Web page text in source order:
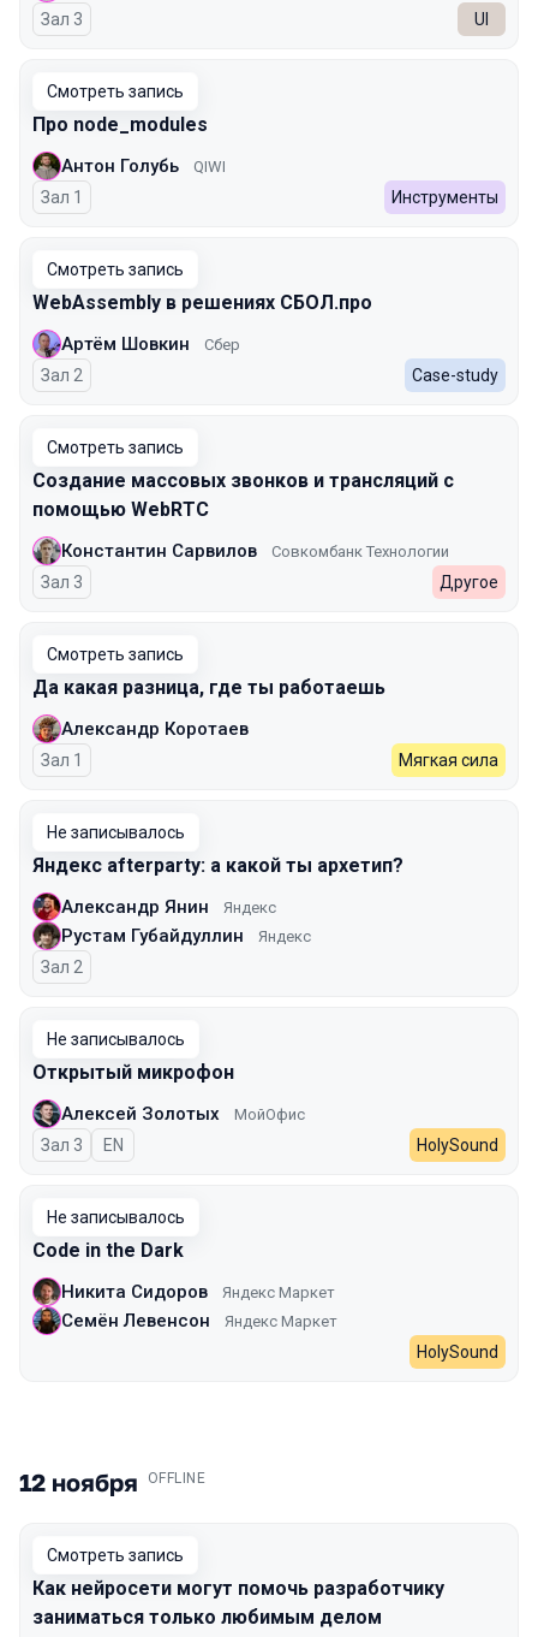
Зал 3 UI
Смотреть запись
Про node_modules
Антон Голубь QIWI
Зал 1 Инструменты
Смотреть запись
WebAssembly в решениях СБОЛ.про
Артём Шовкин Сбер
Зал 2 Case-study
Смотреть запись
Создание массовых звонков и трансляций с
помощью WebRTC
Константин Сарвилов Совкомбанк Технологии
Зал 3 Другое
Смотреть запись
Да какая разница, где ты работаешь
Александр Коротаев
Зал 1 Мягкая сила
Не записывалось
Яндекс afterparty: а какой ты архетип?
Александр Янин Яндекс
Рустам Губайдуллин Яндекс
Зал 2
Не записывалось
Открытый микрофон
Алексей Золотых МойОфис
Зал 3 На английском языке
EN HolySound
Не записывалось
Code in the Dark
Никита Сидоров Яндекс Маркет
Семён Левенсон Яндекс Маркет
HolySound
12 ноября .OFFLINE
Смотреть запись
Как нейросети могут помочь разработчику
заниматься только любимым делом